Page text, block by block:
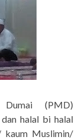
(PMD)
halal bi halal
kaum Muslimin/